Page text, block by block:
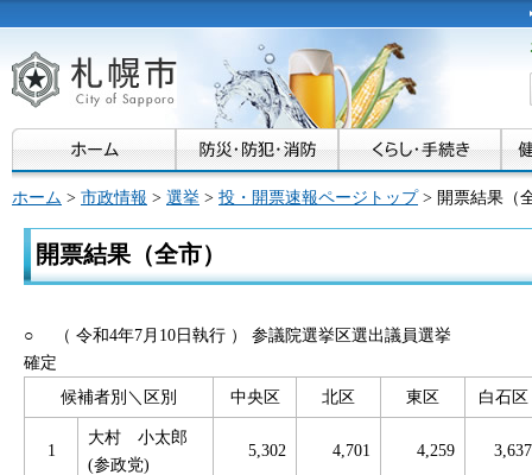
ホーム > 市政情報 > 選挙 > 投・開票速報ページトップ> 開票結果（
開票結果（全市）
○ （ 令和4年7月10日執行 ） 参議院選挙区選出議員選挙
確定
候補者別＼区別
中央区 北区 東区 白石区
1
大村 小太郎
(参政党)
5,302 4,701 4,259 3,637